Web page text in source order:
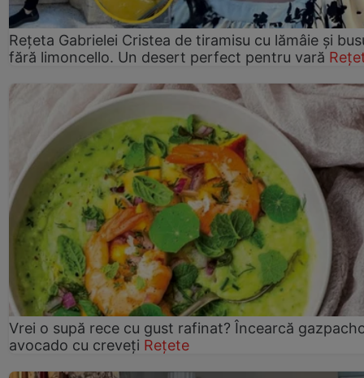
Rețeta Gabrielei Cristea de tiramisu cu lămâie și
fără limoncello. Un desert perfect pentru vară
Vrei o supă rece cu gust rafinat? Încearcă
avocado cu creveți Rețete